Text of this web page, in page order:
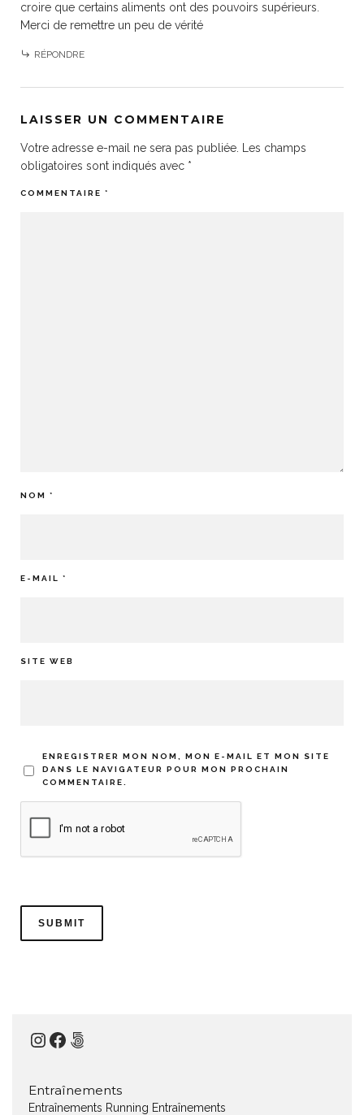
croire que certains aliments ont des pouvoirs supérieurs.
Merci de remettre un peu de vérité
RÉPONDRE
LAISSER UN COMMENTAIRE
Votre adresse e-mail ne sera pas publiée.
Les champs
obligatoires sont indiqués avec *
COMMENTAIRE *
NOM *
E-MAIL *
SITE WEB
ENREGISTRER MON NOM, MON E-MAIL ET MON SITE
DANS LE NAVIGATEUR POUR MON PROCHAIN
COMMENTAIRE.
Instagram
Facebook
500px
Entraînements
Entraînements Running Entraînements